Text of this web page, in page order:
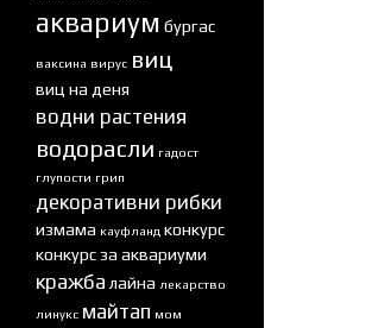
аквариум бургас
ваксина вирус виц
виц на деня
водни растения
водорасли гадост
глупости грип
декоративни рибки
измама кауфланд конкурс
конкурс за аквариуми
кражба лайна лекарство
линукс майтап мом